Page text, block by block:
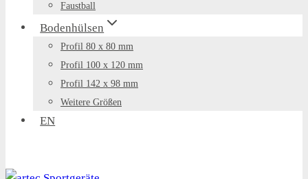
Faustball
Bodenhülsen
Profil 80 x 80 mm
Profil 100 x 120 mm
Profil 142 x 98 mm
Weitere Größen
EN